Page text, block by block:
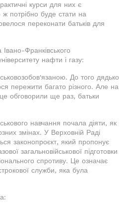
курси для них є
потрібно буде стати на
переконати батьків для
Франківського
нафти і газу:
До того дядько
пережити багато різного. Але на
обговорили ще раз, батьки
навчання почала діяти, як
змінах. У Верховній Раді
законопроєкт, який пропонує
загальновійськової підготовки
спротиву. Це означає
служби, яка була